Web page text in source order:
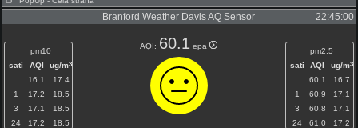
Branford Weather Davis AQ Sensor 22:45:00
pm10
sati
AQI ug/m3
16.1
17.4
1
17.2
18.5
3
17.1
18.5
24
17.2 18.5
AQI: 60.1 epa
pm2.5
sati
AQI ug/m3
60.1
16.7
1
60.9
17.1
3
60.8
17.1
24
61.0 17.2